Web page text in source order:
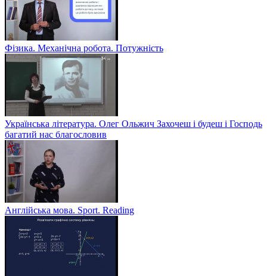
Фізика. Механічна робота. Потужність
Українська література. Олег Ольжич Захочеш і будеш і Господь
багатий нас благословив
Англійська мова. Sport. Reading